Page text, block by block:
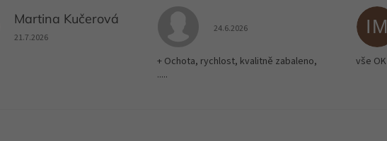
Martina Kučerová
Hodnocení obchodu je 5 z 5 hvězdiček.
21.7.2026
Hodnocení obchodu je 5 z 5 hvězdiček.
24.6.2026
+ Ochota, rychlost, kvalitně zabaleno,
.....
IM
vše OK